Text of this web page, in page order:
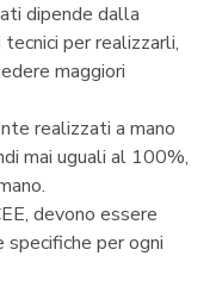
dipende dalla
per realizzarli,
maggiori
realizzati a mano
mai uguali al 100%,
devono essere
per ogni